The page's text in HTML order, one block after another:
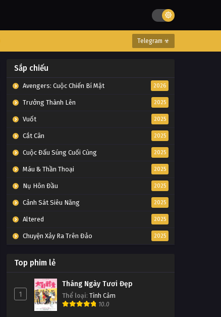
Telegram ☣
Sắp chiếu
Avengers: Cuộc Chiến Bí Mật 2026
Trưởng Thành Lên 2025
Vuốt 2025
Cắt Cân 2025
Cuộc Đấu Súng Cuối Cùng 2025
Máu & Thần Thoại 2025
Nụ Hôn Đầu 2025
Cảnh Sát Siêu Năng 2025
Altered 2025
Chuyện Xảy Ra Trên Đảo 2025
Top phim lẻ
1
Tháng Ngày Tươi Đẹp
Thể loại: Tình Cảm
10.0